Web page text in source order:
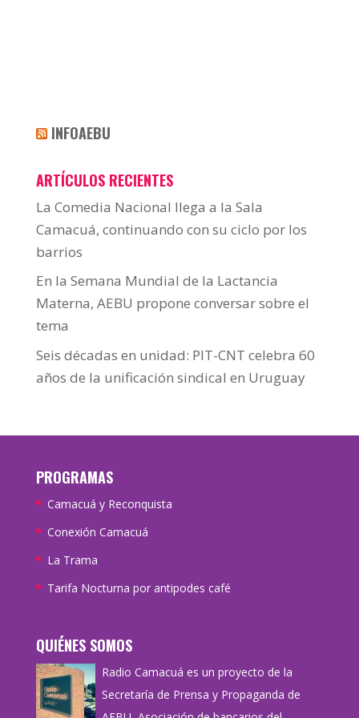
INFOAEBU
ARTÍCULOS RECIENTES
La Comedia Nacional llega a la Sala
Camacuá, continuando con su ciclo por los
barrios
En la Semana Mundial de la Lactancia
Materna, AEBU propone conversar sobre el
tema
Seis décadas en unidad: PIT-CNT celebra 60
años de la unificación sindical en Uruguay
PROGRAMAS
Camacuá y Reconquista
Conexión Camacuá
La Trama
Tarifa Nocturna por antipodes café
QUIÉNES SOMOS
Radio Camacuá es un proyecto de la
Secretaría de Prensa y Propaganda de